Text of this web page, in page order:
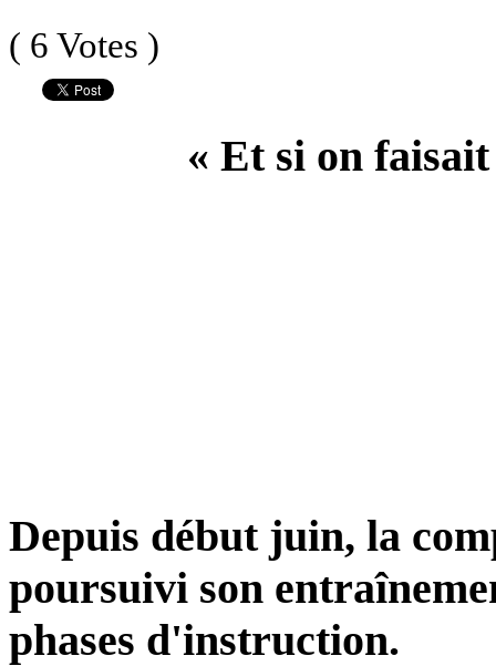
( 6 Votes )
« Et si on
Depuis début juin, la
poursuivi son
phases d'instruction.